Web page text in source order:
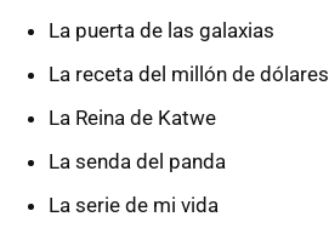
La puerta de las galaxias
La receta del millón de dólares
La Reina de Katwe
La senda del panda
La serie de mi vida